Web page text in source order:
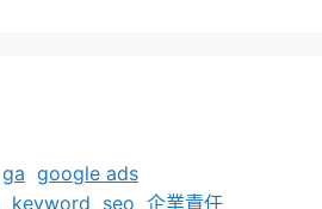
ga google ads
keyword seo 企業責任